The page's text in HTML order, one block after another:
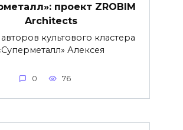
проект ZROBIM
Architects
культового кластера
Алексея
0 76